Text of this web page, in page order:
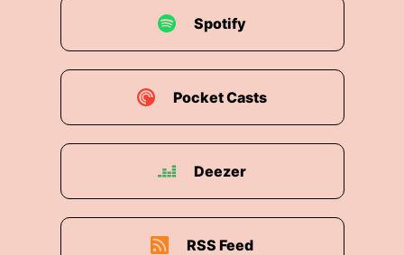
Spotify
Pocket Casts
Deezer
RSS Feed